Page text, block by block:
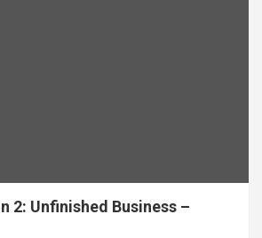
2: Unfinished Business –